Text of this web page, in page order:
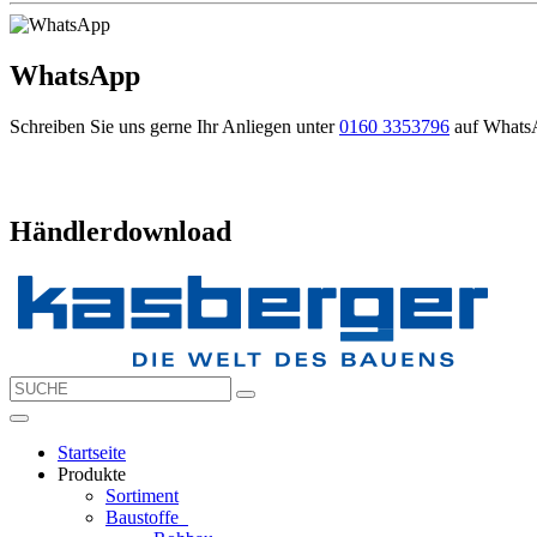
WhatsApp
Schreiben Sie uns gerne Ihr Anliegen unter0160 3353796 auf
Händlerdownload
Startseite
Produkte
Sortiment
Baustoffe